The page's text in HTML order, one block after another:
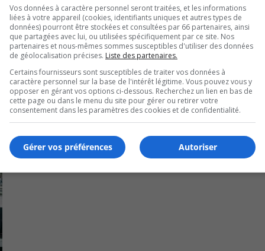
de 73 %, soit près de 3,2 M$ supplémentaires.
va continuer à « exécuter [son] plan en vue d’une
Vos données à caractère personnel seront traitées, et les informations
liées à votre appareil (cookies, identifiants uniques et autres types de
données) pourront être stockées et consultées par 66 partenaires, ainsi
que partagées avec lui, ou utilisées spécifiquement par ce site. Nos
partenaires et nous-mêmes sommes susceptibles d'utiliser des données
de géolocalisation précises. Liste des partenaires.
Certains fournisseurs sont susceptibles de traiter vos données à
caractère personnel sur la base de l'intérêt légitime. Vous pouvez vous y
opposer en gérant vos options ci-dessous. Recherchez un lien en bas de
cette page ou dans le menu du site pour gérer ou retirer votre
consentement dans les paramètres des cookies et de confidentialité.
Autoriser
Gérer vos préférences